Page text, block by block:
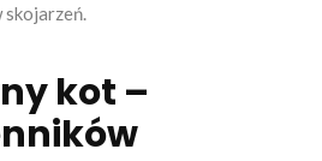
kot –